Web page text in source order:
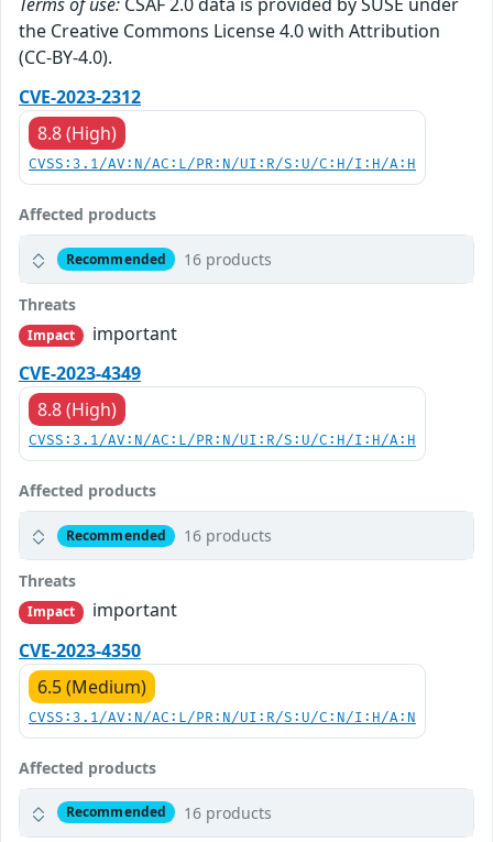
the Creative Commons License 4.0 with Attribution
(CC-BY-4.0).
CVE-2023-2312
8.8 (High)
CVSS:3.1/AV:N/AC:L/PR:N/UI:R/S:U/C:H/I:H/A:H
Affected products
Recommended 16 products
Threats
Impact
important
CVE-2023-4349
8.8 (High)
CVSS:3.1/AV:N/AC:L/PR:N/UI:R/S:U/C:H/I:H/A:H
Affected products
Recommended 16 products
Threats
Impact
important
CVE-2023-4350
6.5 (Medium)
CVSS:3.1/AV:N/AC:L/PR:N/UI:R/S:U/C:N/I:H/A:N
Affected products
Recommended 16 products